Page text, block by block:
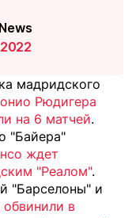
мадридского
Рюдигера
на 6 матчей.
"Байера"
ждет
"Реалом".
"Барселоны" и
в